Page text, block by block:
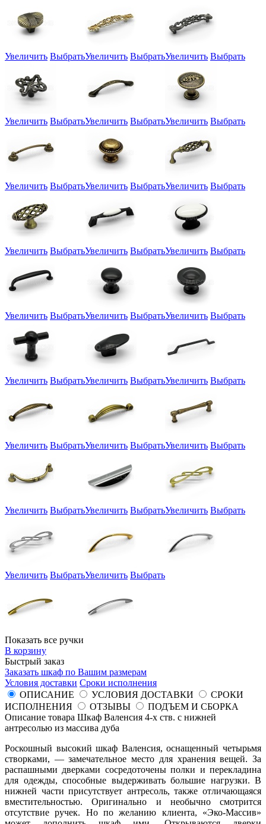
Увеличить ВыбратьУвеличить ВыбратьУвеличить Выбрать
Увеличить ВыбратьУвеличить ВыбратьУвеличить Выбрать
Увеличить ВыбратьУвеличить ВыбратьУвеличить Выбрать
Увеличить ВыбратьУвеличить ВыбратьУвеличить Выбрать
Увеличить ВыбратьУвеличить ВыбратьУвеличить Выбрать
Увеличить ВыбратьУвеличить ВыбратьУвеличить Выбрать
Увеличить ВыбратьУвеличить ВыбратьУвеличить Выбрать
Увеличить ВыбратьУвеличить ВыбратьУвеличить Выбрать
Увеличить ВыбратьУвеличить Выбрать
Показать все ручки
В корзину
Быстрый заказ
Заказать шкаф по Вашим размерам
Условия доставки Сроки исполнения
ОПИСАНИЕ
УСЛОВИЯ ДОСТАВКИ
СРОКИ
ИСПОЛНЕНИЯ
ОТЗЫВЫ
ПОДЪЕМ И СБОРКА
Описание товара Шкаф Валенсия 4-х ств. с нижней
антресолью из массива дуба
Роскошный высокий шкаф Валенсия, оснащенный четырьмя
створками, — замечательное место для хранения вещей. За
распашными дверками сосредоточены полки и перекладина
для одежды, способные выдерживать большие нагрузки. В
нижней части присутствует антресоль, также отличающаяся
вместительностью. Оригинально и необычно смотрится
отсутствие ручек. Но по желанию клиента, «Эко-Массив»